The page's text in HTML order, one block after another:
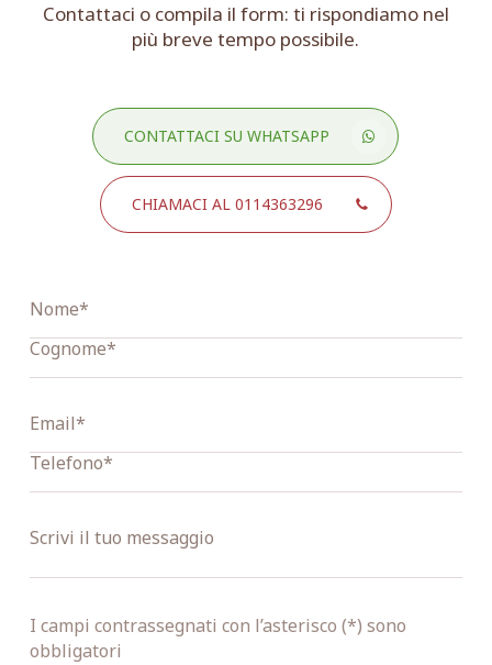
Contattaci o compila il form: ti rispondiamo nel
più breve tempo possibile.
CONTATTACI SU WHATSAPP
CHIAMACI AL 0114363296
I campi contrassegnati con l’asterisco (*) sono
obbligatori